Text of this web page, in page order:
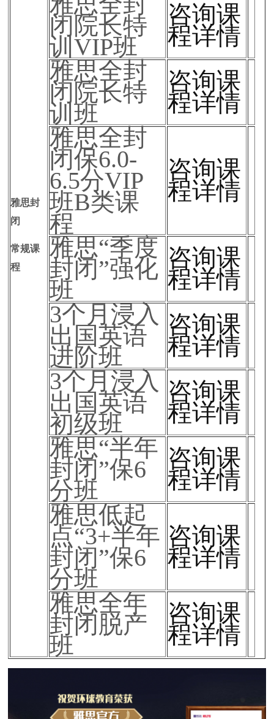
雅思封
闭
常规课
程
闭院长特
训VIP班
咨询课
程详情
雅思全封
闭院长特
训班
咨询课
程详情
雅思全封
闭保6.0-
6.5分VIP
班B类课
程
咨询课
程详情
雅思“季度
封闭”强化
班
咨询课
程详情
3个月浸入
出国英语
进阶班
咨询课
程详情
3个月浸入
出国英语
初级班
咨询课
程详情
雅思“半年
封闭”保6
分班
咨询课
程详情
雅思低起
点“3+半年
封闭”保6
分班
咨询课
程详情
雅思全年
封闭脱产
班
咨询课
程详情